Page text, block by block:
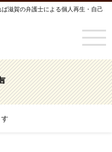
滋賀の弁護士による個人再生・自己